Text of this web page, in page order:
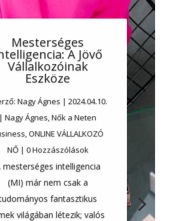
Mesterséges
A Jövő
Vállalkozóinak
Eszköze
Nagy Ágnes |2024.04.10.
|Nagy Ágnes,Nők a Neten
,ONLINE VÁLLALKOZÓ
NŐ| 0 Hozzászólások
mesterséges intelligencia
(MI) már nem csak a
fantasztikus
világában létezik; valós